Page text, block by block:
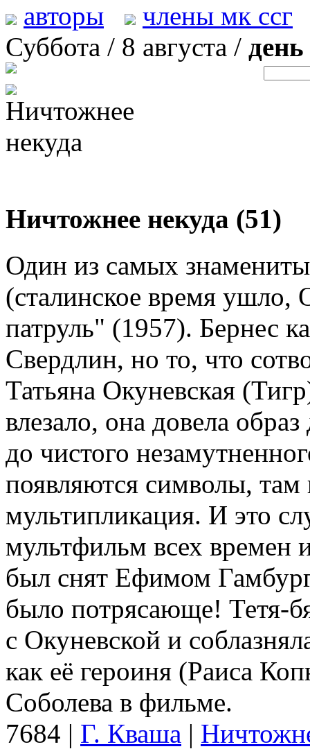
авторы
члены мк ссг
Суббота / 8 августа /
Ничтожнее некуда (51)
Один из самых
(сталинское время
патруль" (1957). Бернес
Свердлин, но то, что
Татьяна Окуневская
влезало, она довела
до чистого
появляются символы, там
мультипликация. И это
мультфильм всех времен
был снят Ефимом
было потрясающе! Тетя-
с Окуневской и
как её героиня (Раиса
Соболева в фильме.
7684 | Г. Кваша |